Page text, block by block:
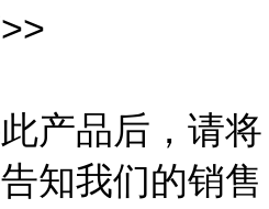
产品后，请将
知我们的销售